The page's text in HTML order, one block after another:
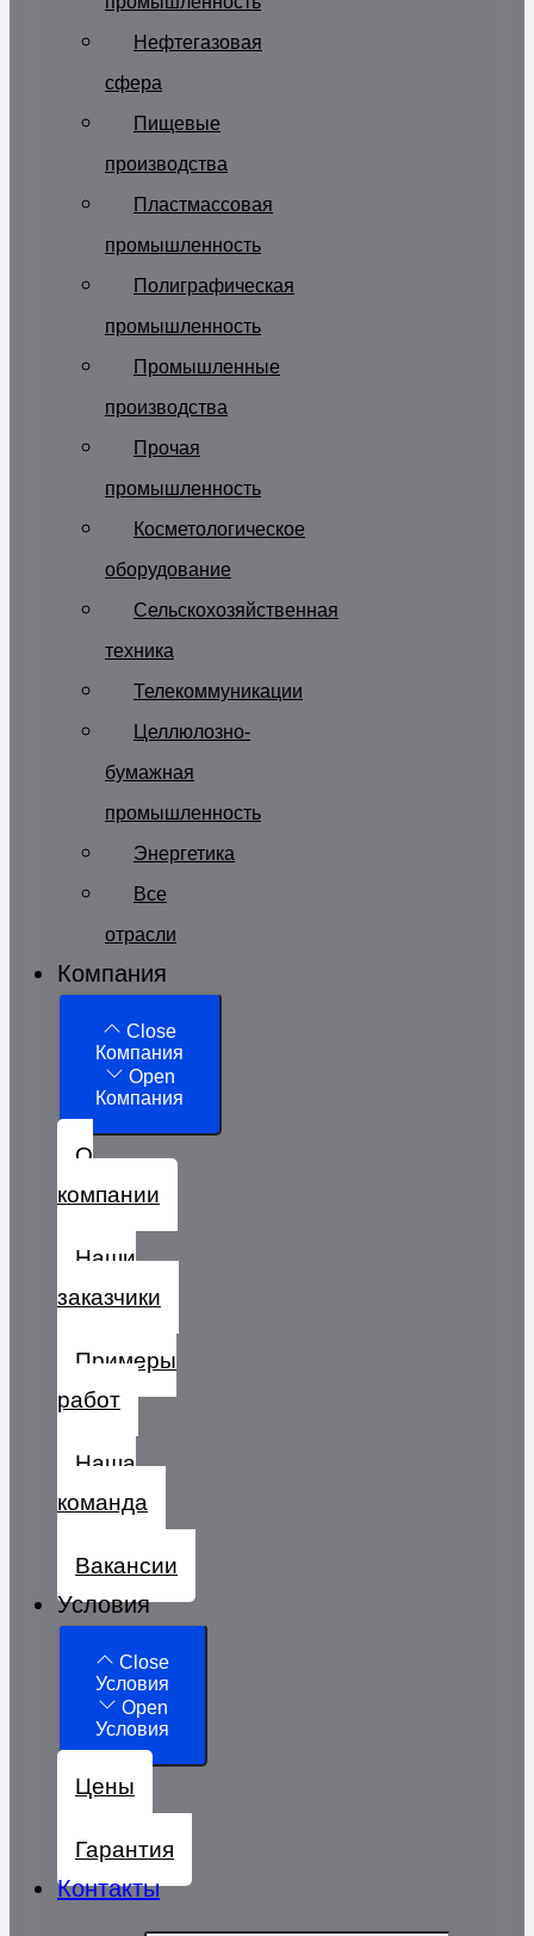
Нефтегазовая
сфера
Пищевые
производства
Пластмассовая
промышленность
Полиграфическая
промышленность
Промышленные
производства
Прочая
промышленность
Косметологическое
оборудование
Сельскохозяйственная
техника
Телекоммуникации
Целлюлозно-
бумажная
промышленность
Энергетика
Все
отрасли
Компания
Close
Компания
Open
Компания
О
компании
Наши
заказчики
Примеры
работ
Наша
команда
Вакансии
Условия
Close
Условия
Open
Условия
Цены
Гарантия
Контакты